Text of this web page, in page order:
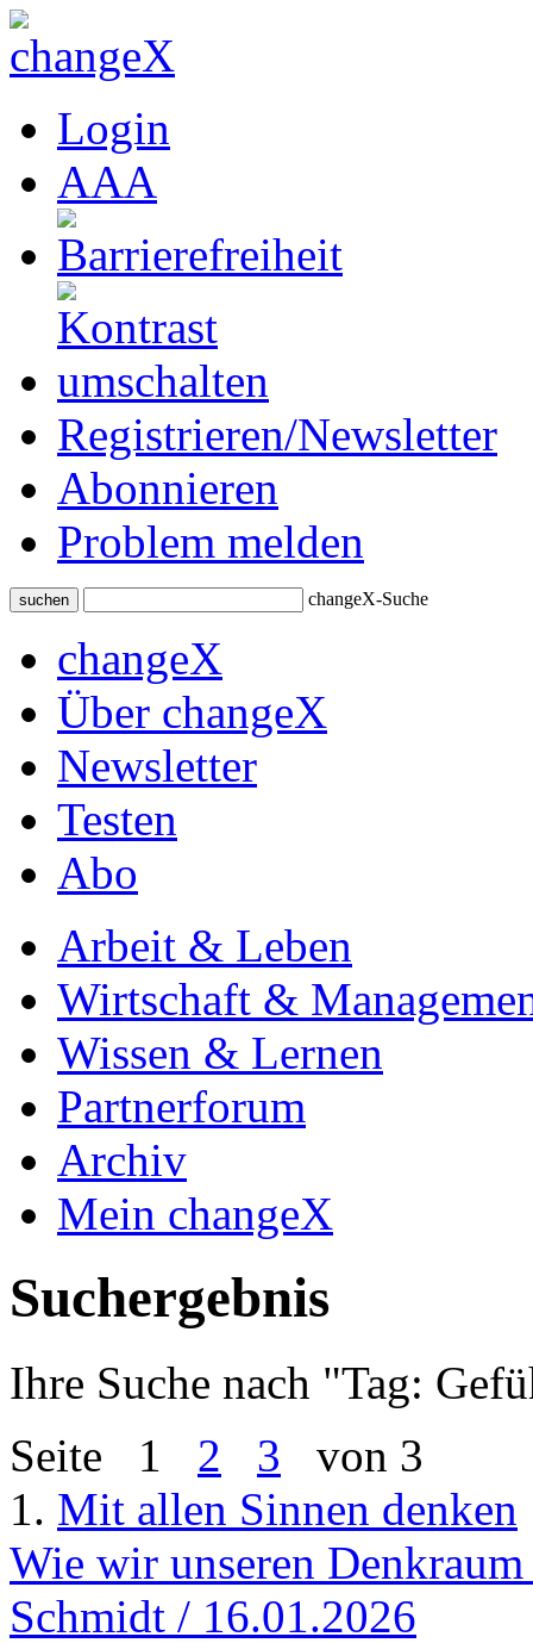
Login
AAA
Registrieren/Newsletter
Abonnieren
Problem melden
suchen changeX-Suche
changeX
Über changeX
Newsletter
Testen
Abo
Arbeit & Leben
Wirtschaft &
Wissen & Lernen
Partnerforum
Archiv
Mein changeX
Suchergebnis
Ihre Suche nach "Tag:
Seite 1 2 3 von 3
1. Mit allen Sinnen denken
Wie wir unseren
Schmidt / 16.01.2026